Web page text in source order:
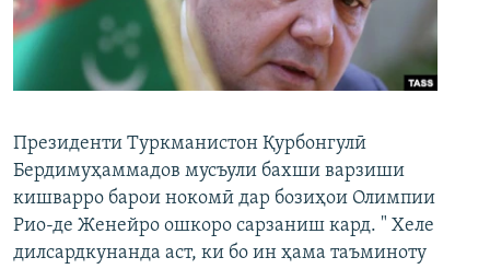
ГУЗОРИШҲОИ РАДИОӢ
Русский
Ҳамаи сомонаҳои RFE/RL
Президенти Туркманистон Қурбонгулӣ
Бердимуҳаммадов мусъули бахши варзиши
кишварро барои нокомӣ дар бозиҳои Олимпии
Рио-де Женейро ошкоро сарзаниш кард. " Хеле
дилсардкунанда аст, ки бо ин ҳама таъминоту